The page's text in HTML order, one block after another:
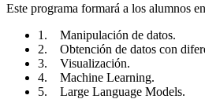
Este programa formará a los alumnos
1. Manipulación de datos.
2. Obtención de datos con
3. Visualización.
4. Machine Learning.
5. Large Language Models.